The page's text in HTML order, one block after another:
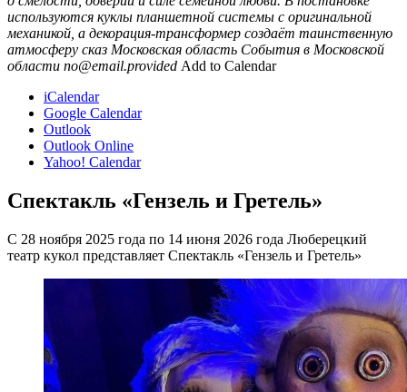
используются куклы планшетной системы с оригинальной
механикой, а декорация-трансформер создаёт таинственную
атмосферу сказ Московская область События в Московской
области no@email.provided Add to Calendar
iCalendar
Google Calendar
Outlook
Outlook Online
Yahoo! Calendar
Спектакль «Гензель и Гретель»
С 28 ноября 2025 года по 14 июня 2026 года Люберецкий
театр кукол представляет Спектакль «Гензель и Гретель»